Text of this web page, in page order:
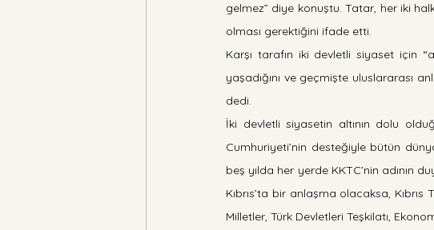
gelmez” diye konuştu. Tatar, her iki
olması gerektiğini ifade etti.
Karşı tarafın iki devletli siyaset için
yaşadığını ve geçmişte uluslararası
dedi.
İki devletli siyasetin altının dolu
Cumhuriyeti’nin desteğiyle bütün
beş yılda her yerde KKTC’nin adının
Kıbrıs’ta bir anlaşma olacaksa,
Milletler, Türk Devletleri Teşkilatı,